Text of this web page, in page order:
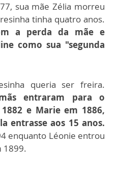
sua mãe Zélia morreu
tinha quatro anos.
a perda da mãe e
como sua "segunda
queria ser freira.
entraram para o
e Marie em 1886,
entrasse aos 15 anos.
enquanto Léonie entrou
1899.